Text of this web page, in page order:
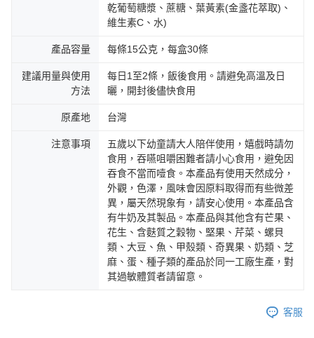
乾葡萄糖漿、蔗糖、葉黃素(金盞花萃取)、
維生素C、水)
產品容量 每條15公克，每盒30條
建議用量與使用
方法
每日1至2條，飯後食用。請避免高溫及日
曬，開封後儘快食用
原產地 台灣
注意事項
五歲以下幼童請大人陪伴使用，嬉戲時請勿
食用，吞嚥咀嚼困難者請小心食用，避免因
吞食不當而噎食。本產品有使用天然成分，
外觀，色澤，風味會因原料取得而有些微差
異，屬天然現象有，請安心使用。本產品含
有牛奶及其製品。本產品與其他含有芒果、
花生、含麩質之穀物、堅果、芹菜、螺貝
類、大豆、魚、甲殼類、奇異果、奶類、芝
麻、蛋、種子類的產品於同一工廠生產，對
其過敏體質者請留意。
客服